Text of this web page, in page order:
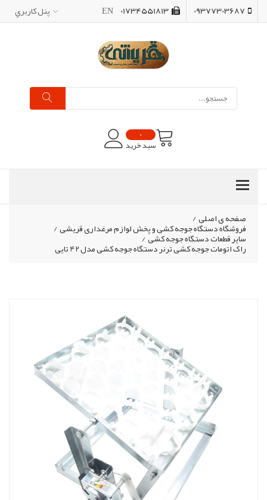
09377303687
01734551813
EN پنل کاربري
0
سبد خرید
صفحه ی اصلی/
فروشگاه دستگاه جوجه کشی و پخش لوازم مرغداری قریشی/
سایر قطعات دستگاه جوجه کشی/
راک اتومات جوجه کشی ترنر دستگاه جوجه کشی مدل 42 تایی